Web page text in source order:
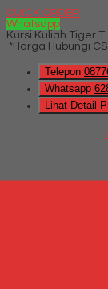
QUICK ORDER
Whatsapp
Kursi Kuliah Tiger T
*Harga Hubungi CS
Telepon
Whatsapp
Lihat Detail